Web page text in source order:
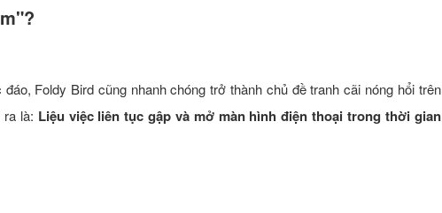
Foldy Bird cũng nhanh chóng trở thành chủ đề tranh cãi nóng hổi trên
là: Liệu việc liên tục gập và mở màn hình điện thoại trong thời gian